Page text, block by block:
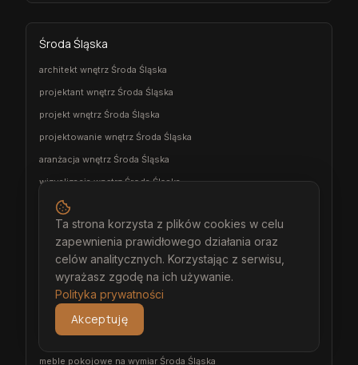
Środa Śląska
architekt wnętrz Środa Śląska
projektant wnętrz Środa Śląska
projekt wnętrz Środa Śląska
projektowanie wnętrz Środa Śląska
aranżacja wnętrz Środa Śląska
wizualizacja wnętrz Środa Śląska
meble na wymiar Środa Śląska
stolarz Środa Śląska
kuchnia na wymiar Środa Śląska
szafa na wymiar Środa Śląska
garderoba na wymiar Środa Śląska
wiatrołap na wymiar Środa Śląska
meble łazienkowe na wymiar Środa Śląska
meble pokojowe na wymiar Środa Śląska
Ta strona korzysta z plików cookies w celu
zapewnienia prawidłowego działania oraz
celów analitycznych. Korzystając z serwisu,
wyrażasz zgodę na ich używanie.
Polityka prywatności
Akceptuję